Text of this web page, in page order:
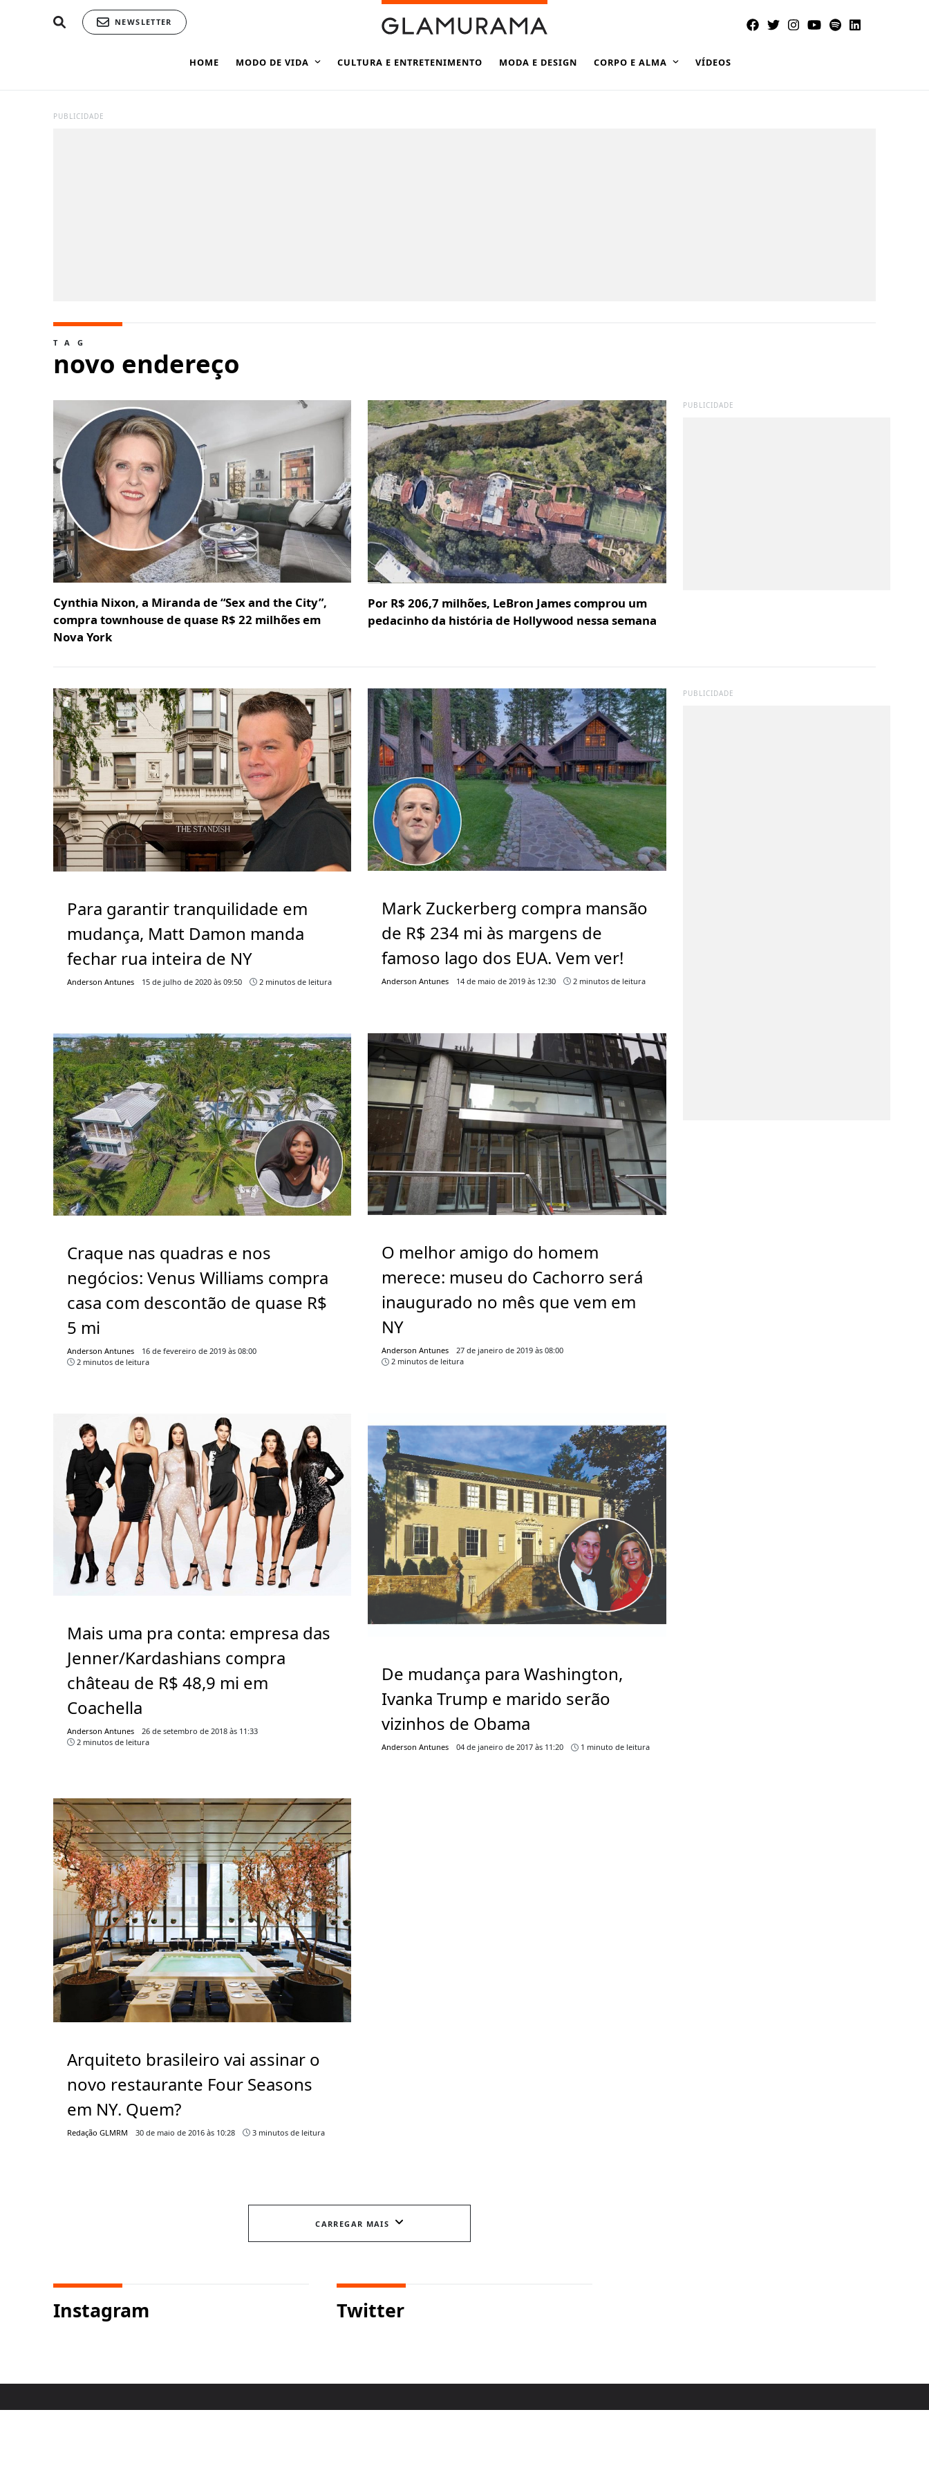
NEWSLETTER
HOME MODO DE VIDA CULTURA E ENTRETENIMENTO MODA E DESIGN CORPO E ALMA VÍDEOS
PUBLICIDADE
TAG
novo endereço
Cynthia Nixon, a Miranda de “Sex and the City”,
compra townhouse de quase R$ 22 milhões em
Nova York
Por R$ 206,7 milhões, LeBron James comprou um
pedacinho da história de Hollywood nessa semana
PUBLICIDADE
Para garantir tranquilidade em
mudança, Matt Damon manda
fechar rua inteira de NY
Anderson Antunes 15 de julho de 2020 às 09:50 2 minutos de leitura
Mark Zuckerberg compra mansão
de R$ 234 mi às margens de
famoso lago dos EUA. Vem ver!
Anderson Antunes 14 de maio de 2019 às 12:30 2 minutos de leitura
Craque nas quadras e nos
negócios: Venus Williams compra
casa com descontão de quase R$
5 mi
Anderson Antunes
16 de fevereiro de 2019 às 08:00
2 minutos de leitura
O melhor amigo do homem
merece: museu do Cachorro será
inaugurado no mês que vem em
NY
Anderson Antunes
27 de janeiro de 2019 às 08:00
2 minutos de leitura
Mais uma pra conta: empresa das
Jenner/Kardashians compra
château de R$ 48,9 mi em
Coachella
Anderson Antunes
26 de setembro de 2018 às 11:33
2 minutos de leitura
De mudança para Washington,
Ivanka Trump e marido serão
vizinhos de Obama
Anderson Antunes 04 de janeiro de 2017 às 11:20 1 minuto de leitura
Arquiteto brasileiro vai assinar o
novo restaurante Four Seasons
em NY. Quem?
Redação GLMRM 30 de maio de 2016 às 10:28 3 minutos de leitura
CARREGAR MAIS
PUBLICIDADE
Instagram Twitter